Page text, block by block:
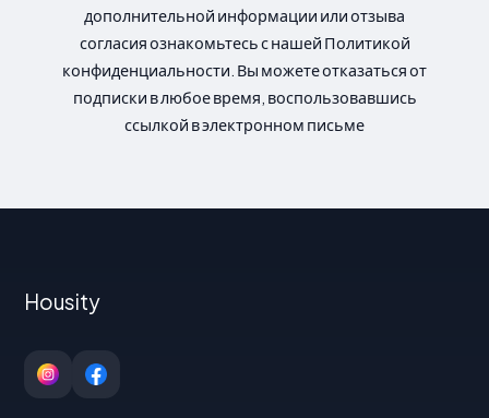
дополнительной информации или отзыва
согласия ознакомьтесь с нашей Политикой
конфиденциальности. Вы можете отказаться от
подписки в любое время, воспользовавшись
ссылкой в электронном письме
Housity